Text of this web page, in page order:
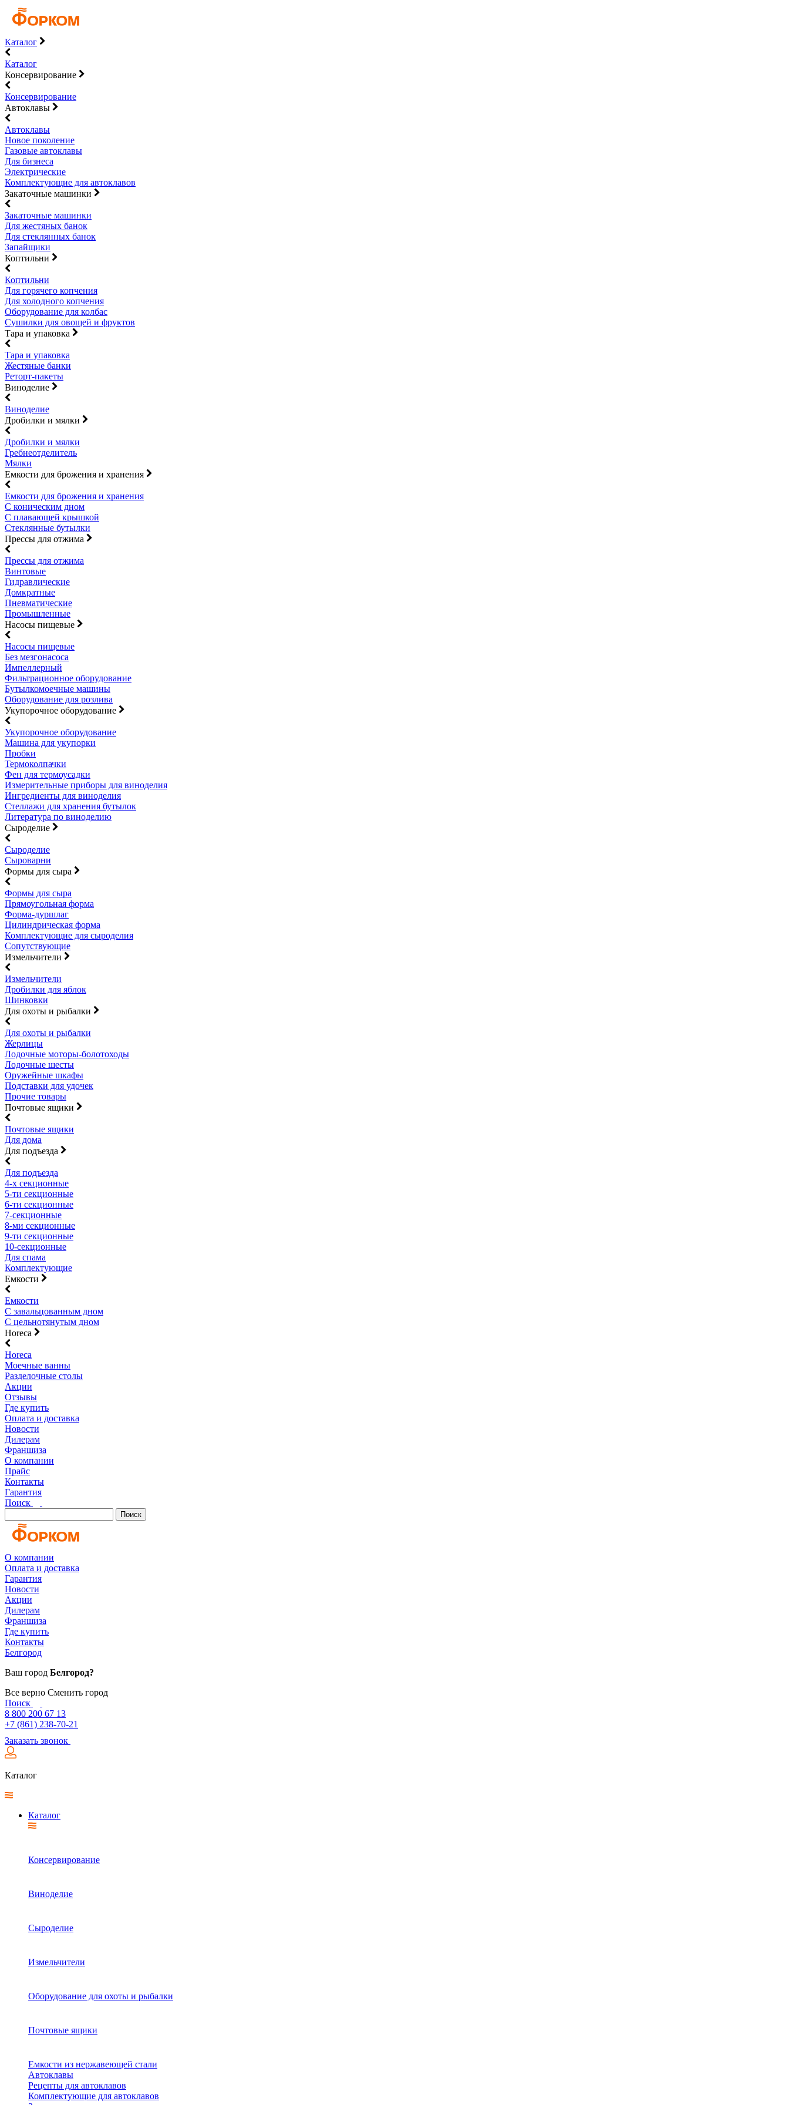
Каталог
Каталог
Консервирование
Консервирование
Автоклавы
Автоклавы
Новое поколение
Газовые автоклавы
Для бизнеса
Электрические
Комплектующие для автоклавов
Закаточные машинки
Закаточные машинки
Для жестяных банок
Для стеклянных банок
Запайщики
Коптильни
Коптильни
Для горячего копчения
Для холодного копчения
Оборудование для колбас
Сушилки для овощей и фруктов
Тара и упаковка
Тара и упаковка
Жестяные банки
Реторт-пакеты
Виноделие
Виноделие
Дробилки и мялки
Дробилки и мялки
Гребнеотделитель
Мялки
Емкости для брожения и хранения
Емкости для брожения и хранения
С коническим дном
С плавающей крышкой
Стеклянные бутылки
Прессы для отжима
Прессы для отжима
Винтовые
Гидравлические
Домкратные
Пневматические
Промышленные
Насосы пищевые
Насосы пищевые
Без мезгонасоса
Импеллерный
Фильтрационное оборудование
Бутылкомоечные машины
Оборудование для розлива
Укупорочное оборудование
Укупорочное оборудование
Машина для укупорки
Пробки
Термоколпачки
Фен для термоусадки
Измерительные приборы для виноделия
Ингредиенты для виноделия
Стеллажи для хранения бутылок
Литература по виноделию
Сыроделие
Сыроделие
Сыроварни
Формы для сыра
Формы для сыра
Прямоугольная форма
Форма-дуршлаг
Цилиндрическая форма
Комплектующие для сыроделия
Сопутствующие
Измельчители
Измельчители
Дробилки для яблок
Шинковки
Для охоты и рыбалки
Для охоты и рыбалки
Жерлицы
Лодочные моторы-болотоходы
Лодочные шесты
Оружейные шкафы
Подставки для удочек
Прочие товары
Почтовые ящики
Почтовые ящики
Для дома
Для подъезда
Для подъезда
4-х секционные
5-ти секционные
6-ти секционные
7-секционные
8-ми секционные
9-ти секционные
10-секционные
Для спама
Комплектующие
Емкости
Емкости
С завальцованным дном
С цельнотянутым дном
Horeca
Horeca
Моечные ванны
Разделочные столы
Акции
Отзывы
Где купить
Оплата и доставка
Новости
Дилерам
Франшиза
О компании
Прайс
Контакты
Гарантия
Поиск
Поиск
О компании
Оплата и доставка
Гарантия
Новости
Акции
Дилерам
Франшиза
Где купить
Контакты
Белгород
Ваш город Белгород?
Все верно Сменить город
Поиск
8 800 200 67 13
+7 (861) 238-70-21
Заказать звонок
Каталог
Каталог
Консервирование
Виноделие
Сыроделие
Измельчители
Оборудование для охоты и рыбалки
Почтовые ящики
Емкости из нержавеющей стали
Автоклавы
Рецепты для автоклавов
Комплектующие для автоклавов